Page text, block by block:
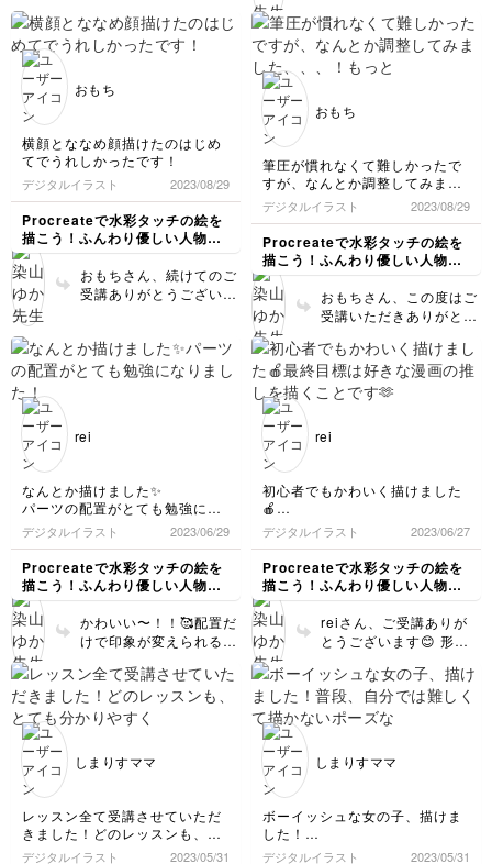
もすごく嬉しいです！✨
ポップな色がとってもか
わいいです😍これからも
お疲れさまでした🍵
うございます！どんなバ
ランスでも可愛いので自
分だけの描きやすいお気
さまでした🍵✨
おもち
横顔とななめ顔描けたのはじめ
てでうれしかったです！
デジタルイラスト 2023/08/29
Procreateで水彩タッチの絵を
描こう！ふんわり優しい人物イ
ラスト講座
おもちさん、続けてのご
受講ありがとうございま
も良い感じです👌👌そし
て、はじめて描けたとの
おもち
筆圧が慣れなくて難しかったで
すが、なんとか調整してみまし
た、、、！もっと可愛く描ける
ようにがんばります！
デジタルイラスト 2023/08/29
Procreateで水彩タッチの絵を
描こう！ふんわり優しい人物イ
ラスト講座
おもちさん、この度はご
受講いただきありがとう
てご不便をおかけしてお
ります🙇工夫してお使い
いただいて嬉しい限りで
👌すでにとってもかわい
がらぜひ楽しんでくださ
いね！応援しております
rei
なんとか描けました✨
パーツの配置がとても勉強にな
りました！
デジタルイラスト 2023/06/29
Procreateで水彩タッチの絵を
描こう！ふんわり優しい人物イ
ラスト講座
かわいい〜！！🥰配置だ
けで印象が変えられるの
意なバランスや好きな形
見つけてください👌ご受
講お疲れさまです！
rei
初心者でもかわいく描けました
🍎
最終目標は好きな漫画の推しを
描くことです🫶
これから頑張ります〜！
デジタルイラスト 2023/06/27
Procreateで水彩タッチの絵を
描こう！ふんわり優しい人物イ
ラスト講座
reiさん、ご受講ありが
とうございます😊 形が
てもgood！ 最初の一
歩、お疲れさまでし
た〜！ 私も推しを描く
おります！
しまりすママ
レッスン全て受講させていただ
きました！どのレッスンも、と
ても分かりやすく教えて下さり
デジタルイラスト 2023/05/31
しまりすママ
ボーイッシュな女の子、描けま
した！
普段、自分では難しくて描かな
デジタルイラスト 2023/05/31